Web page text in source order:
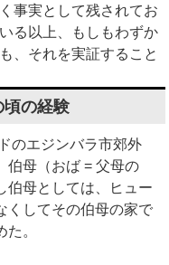
事実として残されてお
る以上、もしもわずか
、それを実証すること
の経験
のエジンバラ市郊外
伯母（おば = 父母の
伯母としては、ヒュー
くしてその伯母の家で
。